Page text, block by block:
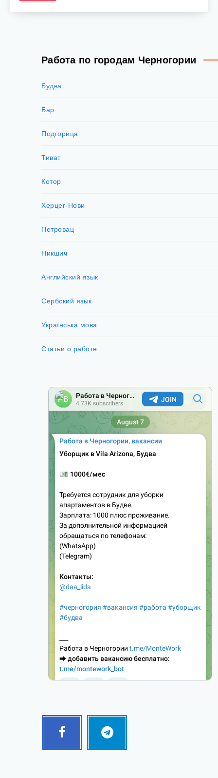
Работа по городам Черногории
Будва
Бар
Подгорица
Тиват
Котор
Херцег-Нови
Петровац
Никшич
Английский язык
Сербский язык
Українська мова
Статьи о работе
Facebook Telegram
Follow